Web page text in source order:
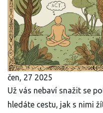
čen, 27 2025
Už vás nebaví snažit se
hledáte cestu, jak s nimi